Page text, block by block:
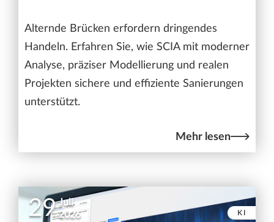
Alternde Brücken erfordern dringendes
Handeln. Erfahren Sie, wie SCIA mit moderner
Analyse, präziser Modellierung und realen
Projekten sichere und effiziente Sanierungen
unterstützt.
Mehr lesen
29 Juli
2026
KI